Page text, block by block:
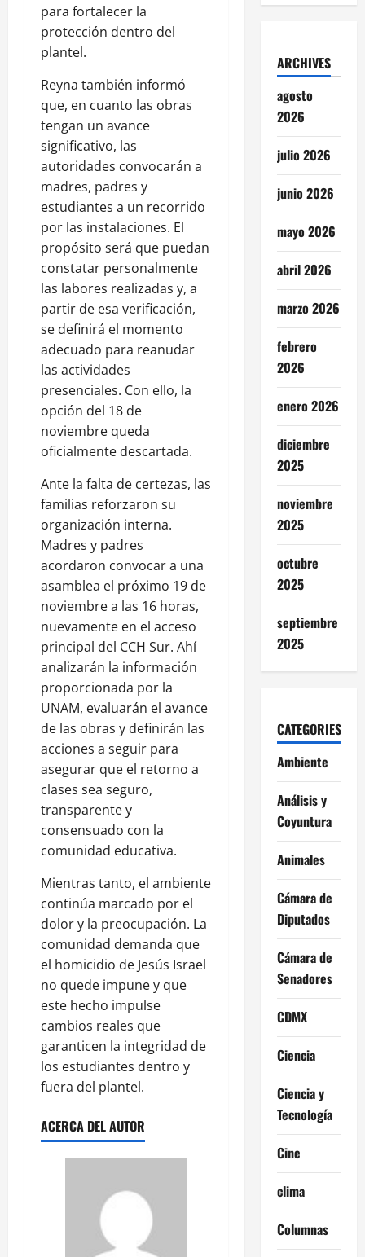
para fortalecer la
protección dentro del
plantel.
Reyna también informó
que, en cuanto las obras
tengan un avance
significativo, las
autoridades convocarán a
madres, padres y
estudiantes a un recorrido
por las instalaciones. El
propósito será que puedan
constatar personalmente
las labores realizadas y, a
partir de esa verificación,
se definirá el momento
adecuado para reanudar
las actividades
presenciales. Con ello, la
opción del 18 de
noviembre queda
oficialmente descartada.
Ante la falta de certezas, las
familias reforzaron su
organización interna.
Madres y padres
acordaron convocar a una
asamblea el próximo 19 de
noviembre a las 16 horas,
nuevamente en el acceso
principal del CCH Sur. Ahí
analizarán la información
proporcionada por la
UNAM, evaluarán el avance
de las obras y definirán las
acciones a seguir para
asegurar que el retorno a
clases sea seguro,
transparente y
consensuado con la
comunidad educativa.
Mientras tanto, el ambiente
continúa marcado por el
dolor y la preocupación. La
comunidad demanda que
el homicidio de Jesús Israel
no quede impune y que
este hecho impulse
cambios reales que
garanticen la integridad de
los estudiantes dentro y
fuera del plantel.
ACERCA DEL AUTOR
ARCHIVES
agosto
2026
julio 2026
junio 2026
mayo 2026
abril 2026
marzo 2026
febrero
2026
enero 2026
diciembre
2025
noviembre
2025
octubre
2025
septiembre
2025
CATEGORIES
Ambiente
Análisis y
Coyuntura
Animales
Cámara de
Diputados
Cámara de
Senadores
CDMX
Ciencia
Ciencia y
Tecnología
Cine
clima
Columnas